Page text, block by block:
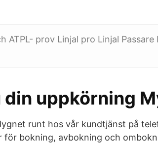
ATPL- prov Linjal pro Linjal Passare
din uppkörning
runt hos vår kundtjänst på
för bokning, avbokning och